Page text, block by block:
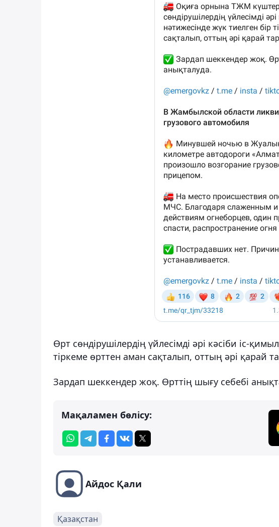
Өрт сөндірушілердің үйлесімді әрі кәсіби іс-
тіркеме өрттен аман сақталып, оттың әрі қарай
Зардап шеккендер жоқ. Өрттің шығу себебі
Мақаламен бөлісу:
Айдос Қали
Қазақстан